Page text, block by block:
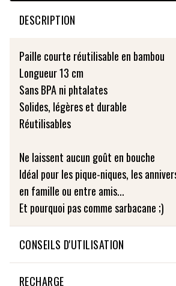
DESCRIPTION
Paille courte réutilisable en bambou
Longueur 13 cm
Sans BPA ni phtalates
Solides, légères et durable
Réutilisables
Ne laissent aucun goût en bouche
Idéal pour les pique-niques, les
en famille ou entre amis...
Et pourquoi pas comme sarbacane ;)
CONSEILS D'UTILISATION
Lave vaisselle déconseillé
RECHARGE